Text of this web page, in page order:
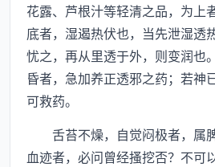
花露、芦根汁等轻清之品，为上
底者，湿遏热伏也，当先泄湿透
忧之，再从里透于外，则变润也
昏者，急加养正透邪之药；若神
可救药。
舌苔不燥，自觉闷极者，属
血迹者，必问曾经搔挖否？不可